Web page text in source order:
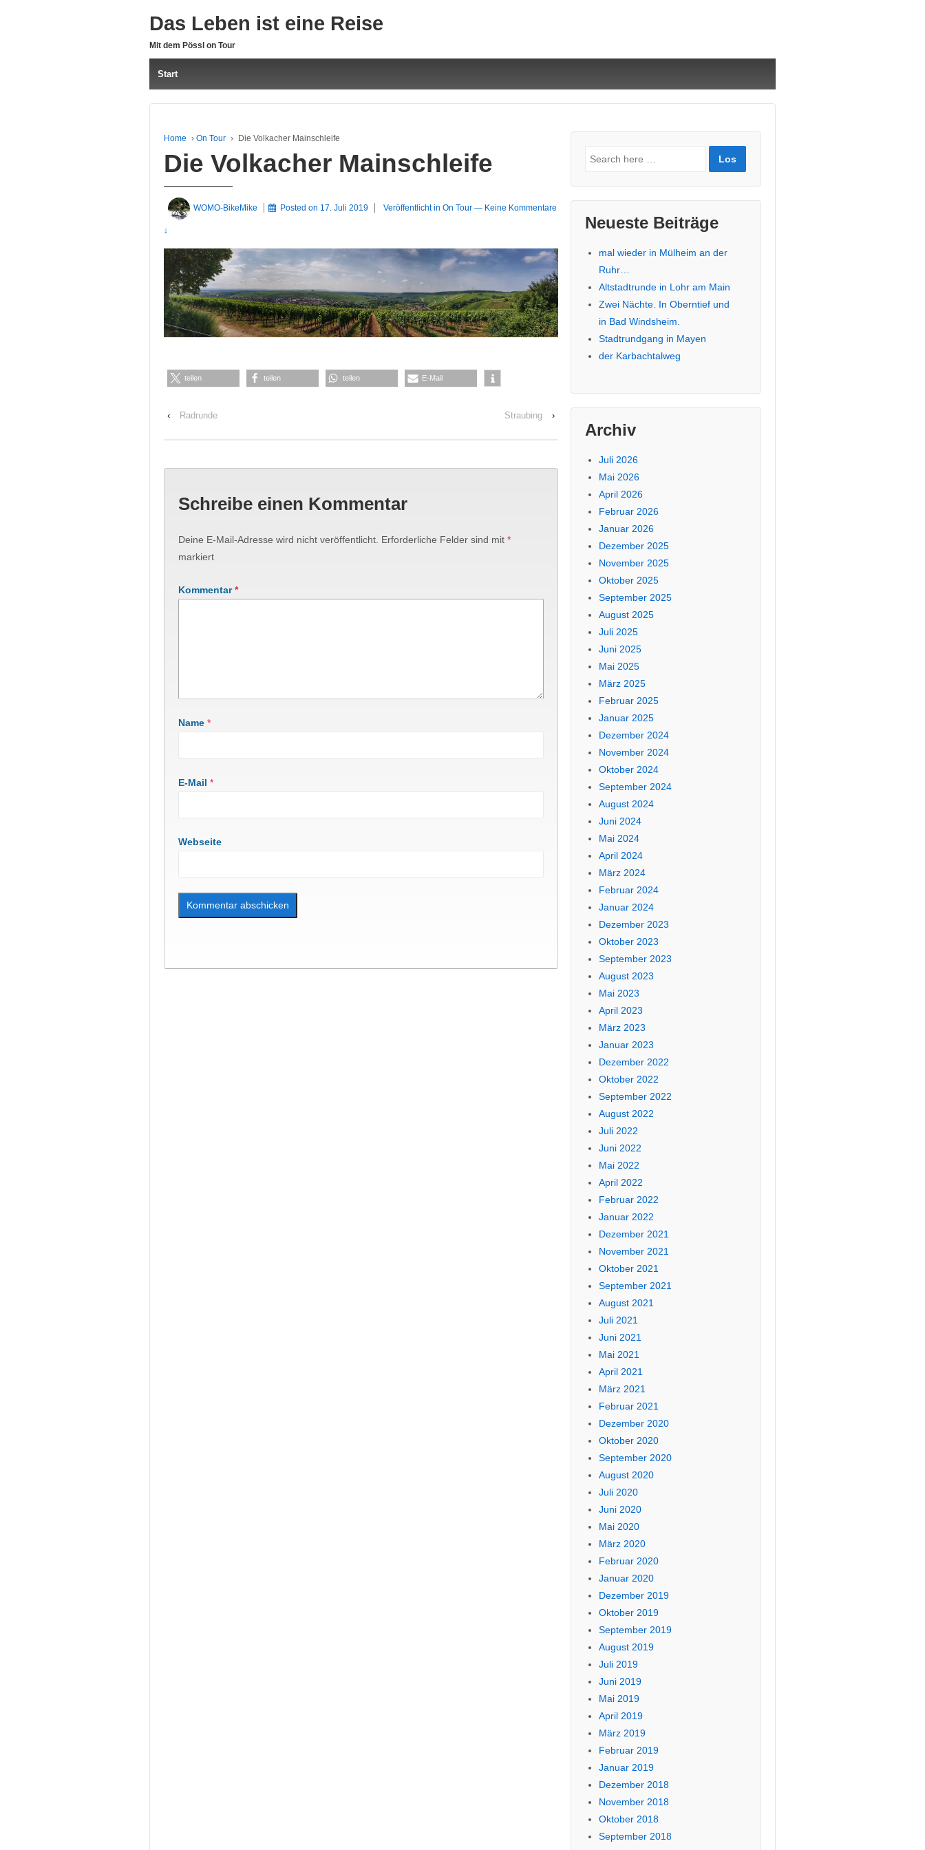
Das Leben ist eine Reise
Mit dem Pössl on Tour
Start
Home › On Tour › Die Volkacher Mainschleife
Die Volkacher Mainschleife
WOMO-BikeMike Posted on 17. Juli 2019 Veröffentlicht inOn Tour — Keine Kommentare
↓
teilen teilen teilen E-Mail
‹ Radrunde Straubing ›
Schreibe einen Kommentar
Deine E-Mail-Adresse wird nicht veröffentlicht. Erforderliche Felder sind mit *
markiert
Kommentar*
Name *
E-Mail *
Webseite
Suche
Neueste Beiträge
mal wieder in Mülheim an der
Ruhr…
Altstadtrunde in Lohr am Main
Zwei Nächte. In Oberntief und
in Bad Windsheim.
Stadtrundgang in Mayen
der Karbachtalweg
Archiv
Juli 2026
Mai 2026
April 2026
Februar 2026
Januar 2026
Dezember 2025
November 2025
Oktober 2025
September 2025
August 2025
Juli 2025
Juni 2025
Mai 2025
März 2025
Februar 2025
Januar 2025
Dezember 2024
November 2024
Oktober 2024
September 2024
August 2024
Juni 2024
Mai 2024
April 2024
März 2024
Februar 2024
Januar 2024
Dezember 2023
Oktober 2023
September 2023
August 2023
Mai 2023
April 2023
März 2023
Januar 2023
Dezember 2022
Oktober 2022
September 2022
August 2022
Juli 2022
Juni 2022
Mai 2022
April 2022
Februar 2022
Januar 2022
Dezember 2021
November 2021
Oktober 2021
September 2021
August 2021
Juli 2021
Juni 2021
Mai 2021
April 2021
März 2021
Februar 2021
Dezember 2020
Oktober 2020
September 2020
August 2020
Juli 2020
Juni 2020
Mai 2020
März 2020
Februar 2020
Januar 2020
Dezember 2019
Oktober 2019
September 2019
August 2019
Juli 2019
Juni 2019
Mai 2019
April 2019
März 2019
Februar 2019
Januar 2019
Dezember 2018
November 2018
Oktober 2018
September 2018